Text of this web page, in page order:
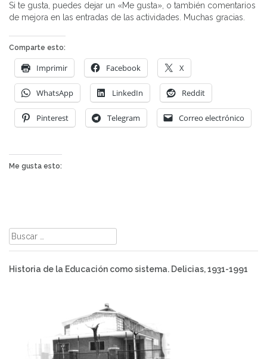
Si te gusta, puedes dejar un «Me gusta», o también comentarios
de mejora en las entradas de las actividades. Muchas gracias.
Comparte esto:
Imprimir Facebook X
WhatsApp LinkedIn Reddit
Pinterest Telegram Correo electrónico
Me gusta esto:
Buscar:
Historia de la Educación como sistema. Delicias, 1931-1991